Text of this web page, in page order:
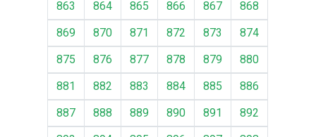
863
864 865 866 867
868
869
870 871 872 873
874
875
876 877 878 879
880
881
882 883 884 885
886
887
888 889 890 891
892